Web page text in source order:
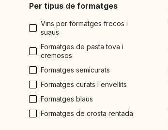
Per tipus de formatges
Vins per formatges frecos i
suaus
Formatges de pasta tova i
cremosos
Formatges semicurats
Formatges curats i envellits
Formatges blaus
Formatges de crosta rentada